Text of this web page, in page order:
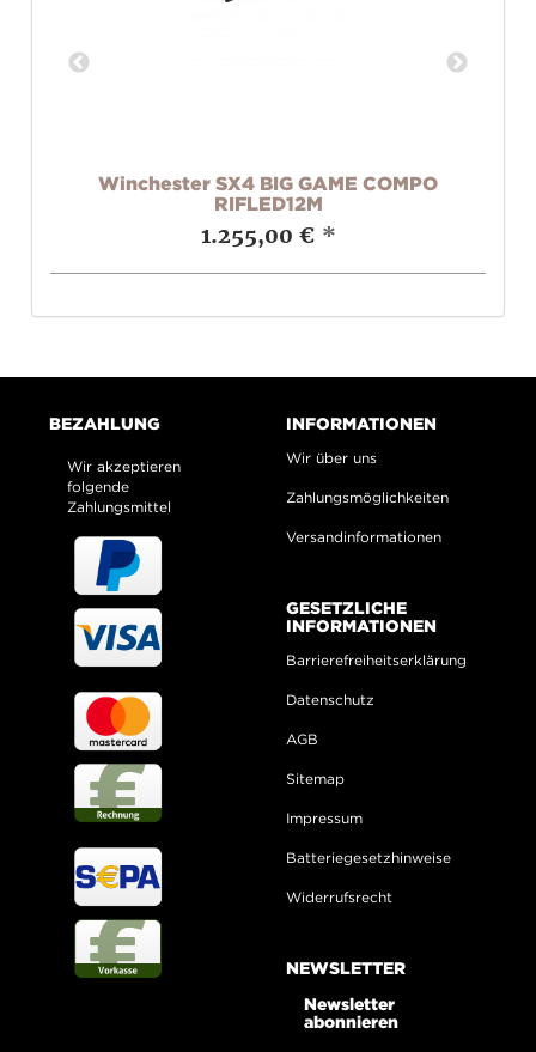
Winchester SX4 BIG GAME COMPO
RIFLED12M
1.255,00 € *
BEZAHLUNG
Wir akzeptieren
folgende
Zahlungsmittel
INFORMATIONEN
Wir über uns
Zahlungsmöglichkeiten
Versandinformationen
GESETZLICHE
INFORMATIONEN
Barrierefreiheitserklärung
Datenschutz
AGB
Sitemap
Impressum
Batteriegesetzhinweise
Widerrufsrecht
NEWSLETTER
Newsletter
abonnieren